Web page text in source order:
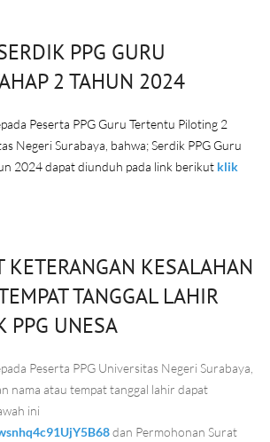
PPG GURU
2 TAHUN 2024
Peserta PPG Guru Tertentu Piloting 2
Negeri Surabaya, bahwa; Serdik PPG Guru
2024 dapat diunduh pada link berikut klik
KETERANGAN KESALAHAN
TANGGAL LAHIR
PPG UNESA
Peserta PPG Universitas Negeri Surabaya,
nama atau tempat tanggal lahir dapat
ini
dan Permohonan Surat